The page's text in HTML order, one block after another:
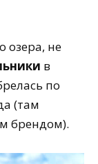
озера, не
в
по
(там
брендом).